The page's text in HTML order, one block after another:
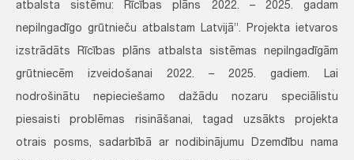
atbalsta sistēmu: Rīcības plāns 2022. – 2025. gadam
nepilngadīgo grūtnieču atbalstam Latvijā”. Projekta ietvaros
izstrādāts Rīcības plāns atbalsta sistēmas nepilngadīgām
grūtniecēm izveidošanai 2022. – 2025. gadiem. Lai
nodrošinātu nepieciešamo dažādu nozaru speciālistu
piesaisti problēmas risināšanai, tagad uzsākts projekta
otrais posms, sadarbībā ar nodibinājumu Dzemdību nama